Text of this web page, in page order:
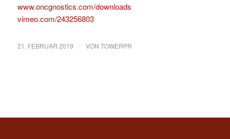
www.oncgnostics.com/downloads
vimeo.com/243256803
21. FEBRUAR 2019 / VON TOWERPR